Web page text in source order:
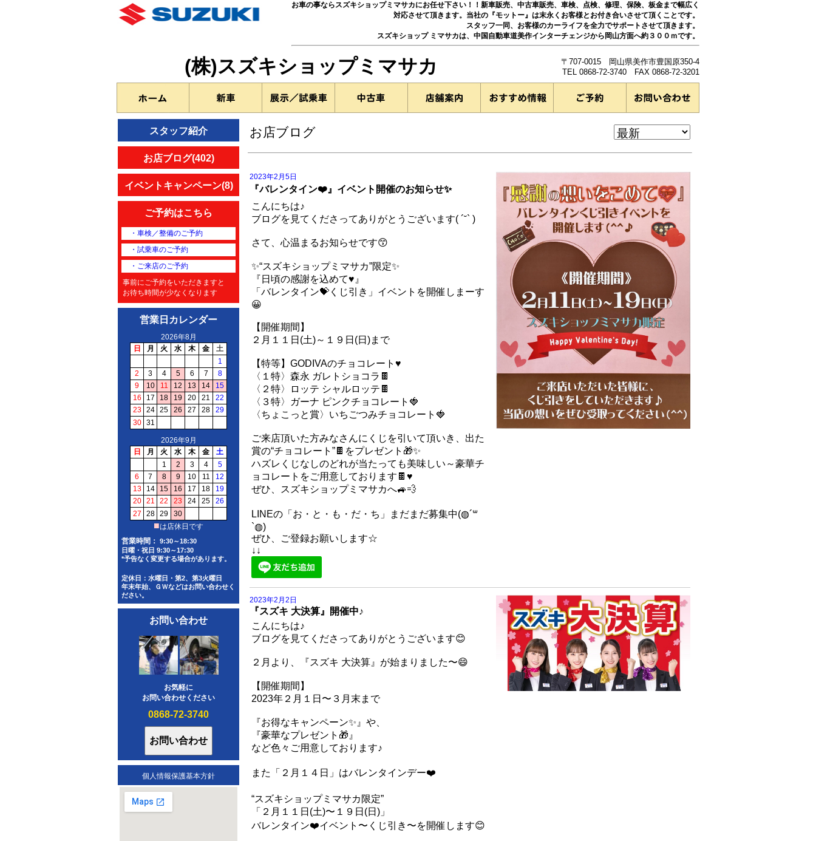
お車の事ならスズキショップミマサカにお任せ下さい！！新車販売、中古車販売、車検、点検、修理、保険、板金まで幅広く
対応させて頂きます。当社の『モットー』は末永くお客様とお付き合いさせて頂くことです。
スタッフ一同、お客様のカーライフを全力でサポートさせて頂きます。
スズキショップ ミマサカは、中国自動車道美作インターチェンジから岡山方面へ約３００ｍです。
(株)スズキショップミマサカ
〒707-0015 岡山県美作市豊国原350-4
TEL 0868-72-3740 FAX 0868-72-3201
スタッフ紹介
お店ブログ(402)
イベントキャンペーン(8)
ご予約はこちら
・車検／整備のご予約
・試乗車のご予約
・ご来店のご予約
事前にご予約をいただきますと
お待ち時間が少なくなります
営業日カレンダー
営業時間： 9:30～18:30
日曜・祝日 9:30～17:30
*予告なく変更する場合があります。
定休日：水曜日・第2、第3火曜日
年末年始、ＧＷなどはお問い合わせく
ださい。
お問い合わせ
お気軽に
お問い合わせください
0868-72-3740
個人情報保護基本方針
お店ブログ
2023年2月5日
『バレンタイン❤️』イベント開催のお知らせ✨
こんにちは♪
ブログを見てくださってありがとうございます( ´˘` )
さて、心温まるお知らせです😙
✨“スズキショップミマサカ”限定✨
『日頃の感謝を込めて♥️』
「バレンタイン💝くじ引き」イベントを開催しまーす
😀
【開催期間】
２月１１日(土)～１９日(日)まで
【特等】GODIVAのチョコレート♥️
〈１特〉森永 ガレトショコラ🍫
〈２特〉ロッテ シャルロッテ🍫
〈３特〉ガーナ ピンクチョコレート🍓
〈ちょこっと賞〉いちごつみチョコレート🍓
ご来店頂いた方みなさんにくじを引いて頂いき、出た
賞の“チョコレート”🍫をプレゼント🎁✨
ハズレくじなしのどれが当たっても美味しい～豪華チ
ョコレートをご用意しております🍫♥️
ぜひ、スズキショップミマサカへ🚙💨
LINEの「お・と・も・だ・ち」まだまだ募集中(◍´꒳
`◍)
ぜひ、ご登録お願いします☆
↓↓
2023年2月2日
『スズキ 大決算』開催中♪
こんにちは♪
ブログを見てくださってありがとうございます😊
２月より、『スズキ 大決算』が始まりました〜😄
【開催期間】
2023年２月１日〜３月末まで
『お得なキャンペーン✨』や、
『豪華なプレゼント🎁』
など色々ご用意しております♪
また「２月１４日」はバレンタインデー❤️
“スズキショップミマサカ限定”
「２月１１日(土)〜１９日(日)」
バレンタイン❤️イベント〜くじ引き〜を開催します😊